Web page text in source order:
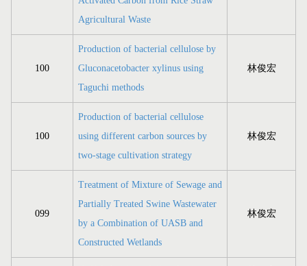
Agricultural Waste
100
Production of bacterial cellulose by
Gluconacetobacter xylinus using
Taguchi methods
林俊宏
100
Production of bacterial cellulose
using different carbon sources by
two-stage cultivation strategy
林俊宏
099
Treatment of Mixture of Sewage and
Partially Treated Swine Wastewater
by a Combination of UASB and
Constructed Wetlands
林俊宏